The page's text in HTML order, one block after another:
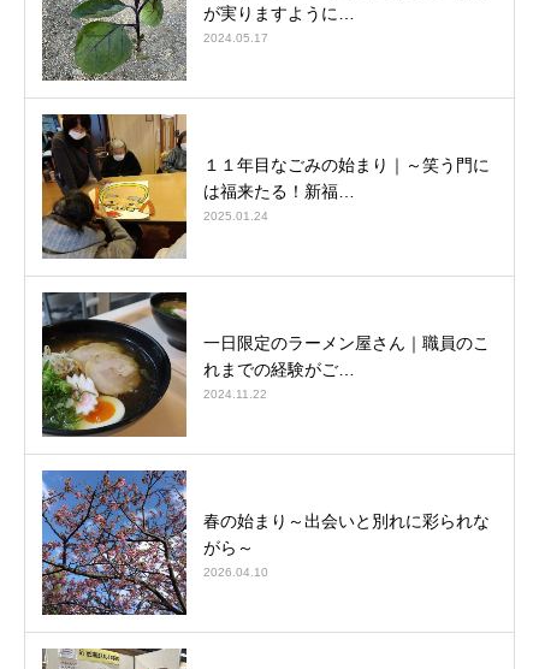
が実りますように…
2024.05.17
１１年目なごみの始まり｜～笑う門に
は福来たる！新福…
2025.01.24
一日限定のラーメン屋さん｜職員のこ
れまでの経験がご…
2024.11.22
春の始まり～出会いと別れに彩られな
がら～
2026.04.10